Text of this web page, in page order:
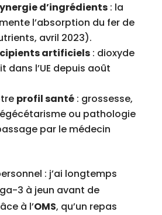
d’ingrédients: la
l’absorption du fer de
avril 2023).
artificiels: dioxyde
dans l’UE depuis août
profil santé: grossesse,
ou pathologie
par le médecin
: j’ai longtemps
3 à jeun avant de
à l’OMS, qu’un repas